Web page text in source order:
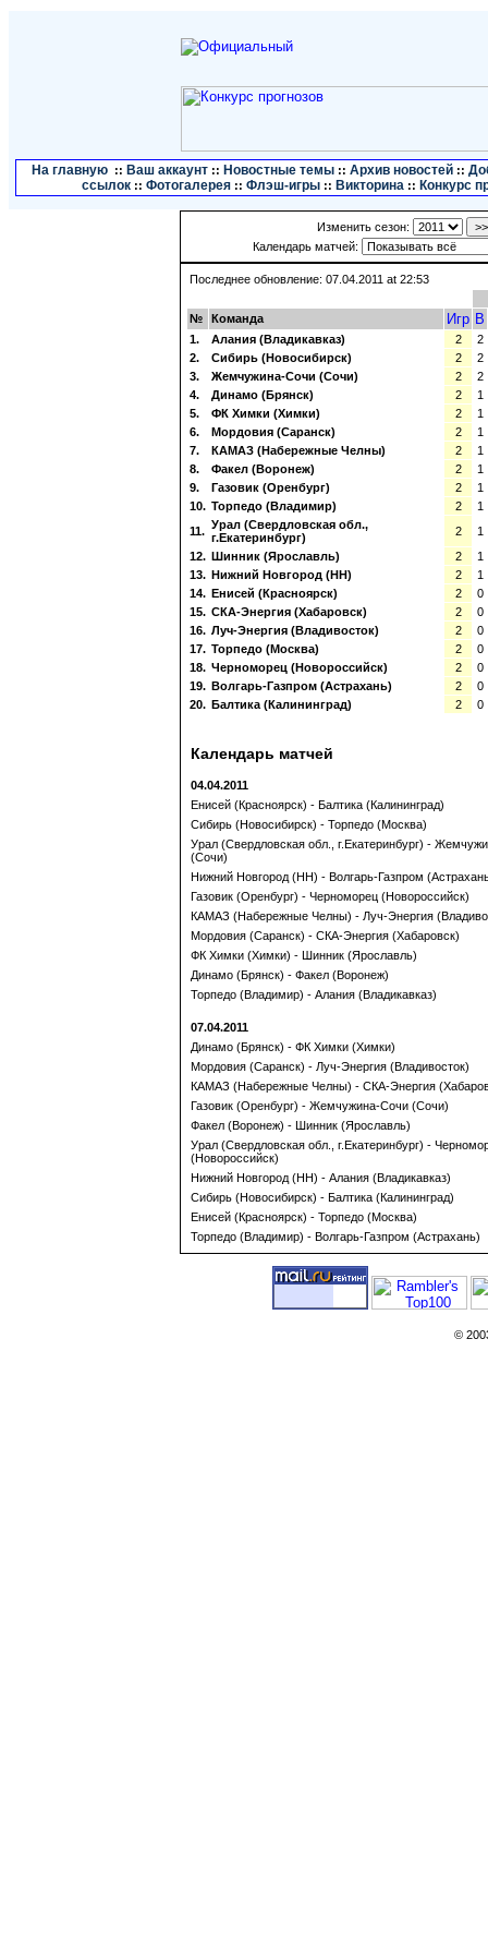
На главную :: Ваш аккаунт :: Новостные темы :: Архив новостей ::
ссылок :: Фотогалерея :: Флэш-игры :: Викторина :: Конкурс
Изменить сезон:
Календарь матчей:
Последнее обновление: 07.04.2011 at 22:53
№ Команда Игр В
1. Алания (Владикавказ) 2
2
2.
Сибирь (Новосибирск) 2
2
3.
Жемчужина-Сочи (Сочи) 2
2
4.
Динамо (Брянск) 2
1
5.
ФК Химки (Химки) 2
1
6.
Мордовия (Саранск) 2
1
7.
КАМАЗ (Набережные Челны) 2
1
8.
Факел (Воронеж) 2
1
9.
Газовик (Оренбург) 2
1
10. Торпедо (Владимир) 2
1
11. Урал (Свердловская обл.,
г.Екатеринбург)
2
1
12. Шинник (Ярославль) 2
1
13. Нижний Новгород (НН) 2
1
14. Енисей (Красноярск) 2
0
15. СКА-Энергия (Хабаровск) 2
0
16. Луч-Энергия (Владивосток) 2
0
17. Торпедо (Москва) 2
0
18. Черноморец (Новороссийск) 2
0
19. Волгарь-Газпром (Астрахань) 2
0
20. Балтика (Калининград) 2 0
Календарь матчей
04.04.2011
Енисей (Красноярск) - Балтика (Калининград)
Сибирь (Новосибирск) - Торпедо (Москва)
Урал (Свердловская обл., г.Екатеринбург) -
(Сочи)
Нижний Новгород (НН) - Волгарь-Газпром
Газовик (Оренбург) - Черноморец (Новороссийск)
КАМАЗ (Набережные Челны) - Луч-Энергия
Мордовия (Саранск) - СКА-Энергия (Хабаровск)
ФК Химки (Химки) - Шинник (Ярославль)
Динамо (Брянск) - Факел (Воронеж)
Торпедо (Владимир) - Алания (Владикавказ)
07.04.2011
Динамо (Брянск) - ФК Химки (Химки)
Мордовия (Саранск) - Луч-Энергия (Владивосток)
КАМАЗ (Набережные Челны) - СКА-Энергия
Газовик (Оренбург) - Жемчужина-Сочи (Сочи)
Факел (Воронеж) - Шинник (Ярославль)
Урал (Свердловская обл., г.Екатеринбург) -
(Новороссийск)
Нижний Новгород (НН) - Алания (Владикавказ)
Сибирь (Новосибирск) - Балтика (Калининград)
Енисей (Красноярск) - Торпедо (Москва)
Торпедо (Владимир) - Волгарь-Газпром (Астрахань)
©